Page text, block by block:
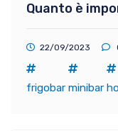
Quanto è
22/09/2023
frigobar minibar